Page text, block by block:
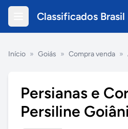
Classificados Brasil
Início » Goiás » Compra venda »
Persianas e
Persiline